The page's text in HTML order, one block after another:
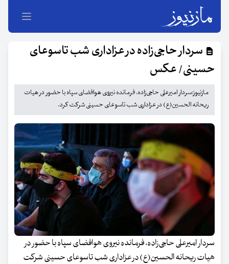
سردار حاجی‌زاده در عزاداری شب تاسوعای
حسینی/ عکس
مازنیوز:سردار امیرعلی حاجی‌زاده، فرمانده نیروی هوافضای سپاه با حضور در هیات
ریحانه الحسین(ع) در عزاداری شب تاسوعای حسینی شرکت کرد.
سردار امیرعلی حاجی‌زاده، فرمانده نیروی هوافضای سپاه با حضور در
هیات ریحانه الحسین(ع) در عزاداری شب تاسوعای حسینی شرکت